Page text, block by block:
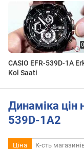
CASIO EFR-539D-1A
Kol Saati
Динаміка цін
539D-1A2
Ціна К-сть